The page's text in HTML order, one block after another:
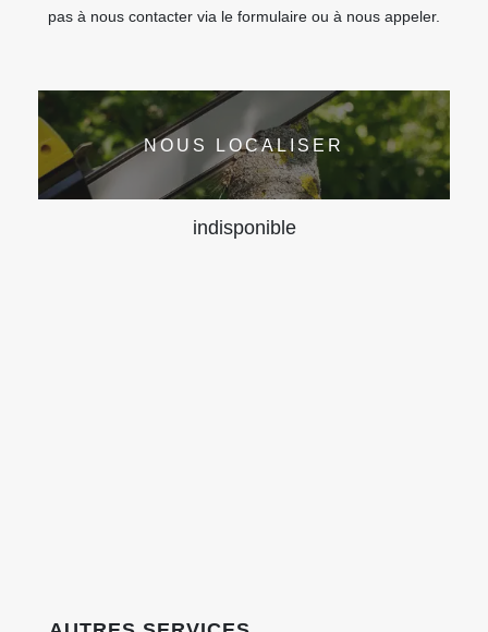
pas à nous contacter via le formulaire ou à nous appeler.
NOUS LOCALISER
indisponible